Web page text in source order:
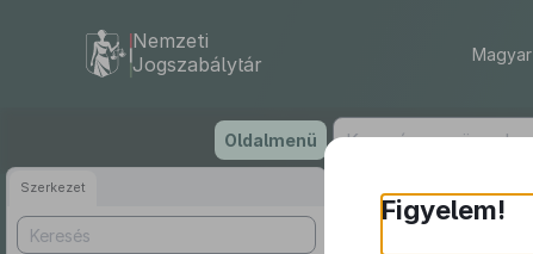
tartalomra
Nemzeti
Jogszabálytár
Oldalmenü
Szerkezet
Figyelem!